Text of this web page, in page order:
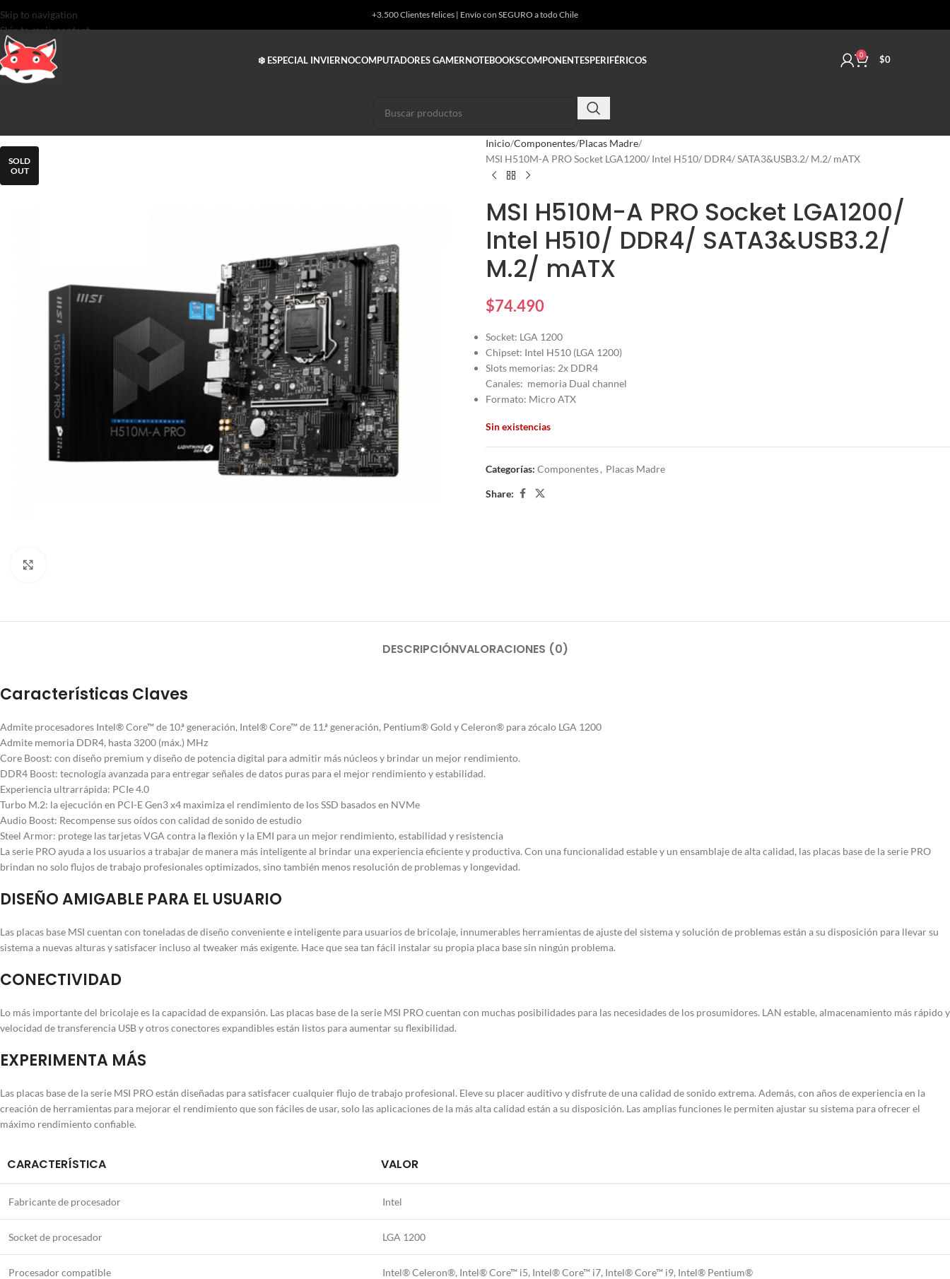
Skip to navigation
Skip to main content
+3.500 Clientes felices | Envío con SEGURO a todo Chile
❄️ ESPECIAL INVIERNOCOMPUTADORES GAMERNOTEBOOKSCOMPONENTESPERIFÉRICOS 0 $0
SOLD
OUT
Inicio Componentes Placas Madre
MSI H510M-A PRO Socket LGA1200/ Intel H510/ DDR4/ SATA3&USB3.2/ M.2/ mATX
MSI H510M-A PRO Socket LGA1200/
Intel H510/ DDR4/ SATA3&USB3.2/
M.2/ mATX
$74.490
Socket: LGA 1200
Chipset: Intel H510 (LGA 1200)
Slots memorias: 2x DDR4
Canales: memoria Dual channel
Formato: Micro ATX
Sin existencias
Categorías: Componentes, Placas Madre
Share:
DESCRIPCIÓNVALORACIONES (0)
Características Claves
Admite procesadores Intel® Core™ de 10.ª generación, Intel® Core™ de 11.ª generación, Pentium® Gold y Celeron® para zócalo LGA 1200
Admite memoria DDR4, hasta 3200 (máx.) MHz
Core Boost: con diseño premium y diseño de potencia digital para admitir más núcleos y brindar un mejor rendimiento.
DDR4 Boost: tecnología avanzada para entregar señales de datos puras para el mejor rendimiento y estabilidad.
Experiencia ultrarrápida: PCIe 4.0
Turbo M.2: la ejecución en PCI-E Gen3 x4 maximiza el rendimiento de los SSD basados en NVMe
Audio Boost: Recompense sus oídos con calidad de sonido de estudio
Steel Armor: protege las tarjetas VGA contra la flexión y la EMI para un mejor rendimiento, estabilidad y resistencia
La serie PRO ayuda a los usuarios a trabajar de manera más inteligente al brindar una experiencia eficiente y productiva. Con una funcionalidad estable y un ensamblaje de alta calidad, las placas base de la serie PRO
brindan no solo flujos de trabajo profesionales optimizados, sino también menos resolución de problemas y longevidad.
DISEÑO AMIGABLE PARA EL USUARIO
Las placas base MSI cuentan con toneladas de diseño conveniente e inteligente para usuarios de bricolaje, innumerables herramientas de ajuste del sistema y solución de problemas están a su disposición para llevar su
sistema a nuevas alturas y satisfacer incluso al tweaker más exigente. Hace que sea tan fácil instalar su propia placa base sin ningún problema.
CONECTIVIDAD
Lo más importante del bricolaje es la capacidad de expansión. Las placas base de la serie MSI PRO cuentan con muchas posibilidades para las necesidades de los prosumidores. LAN estable, almacenamiento más rápido y
velocidad de transferencia USB y otros conectores expandibles están listos para aumentar su flexibilidad.
EXPERIMENTA MÁS
Las placas base de la serie MSI PRO están diseñadas para satisfacer cualquier flujo de trabajo profesional. Eleve su placer auditivo y disfrute de una calidad de sonido extrema. Además, con años de experiencia en la
creación de herramientas para mejorar el rendimiento que son fáciles de usar, solo las aplicaciones de la más alta calidad están a su disposición. Las amplias funciones le permiten ajustar su sistema para ofrecer el
máximo rendimiento confiable.
CARACTERÍSTICA VALOR
Fabricante de procesador Intel
Socket de procesador LGA 1200
Procesador compatible Intel® Celeron®, Intel® Core™ i5, Intel® Core™ i7, Intel® Core™ i9, Intel® Pentium®